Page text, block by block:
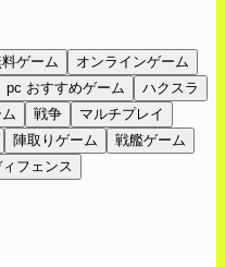
ゲーム
オンラインゲーム
pc おすすめゲーム
ハクスラ
戦争
マルチプレイ
陣取りゲーム
戦艦ゲーム
フェンス